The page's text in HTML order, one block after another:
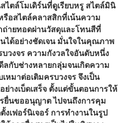
ไตล์โมเดิร์นที่ดูเรียบหรู สไตล์มินิ
รือสไตล์คลาสสิกที่เน้นความ
ถ่ายทอดผ่านวัสดุและโทนสีที่
ได้อย่างชัดเจน มั่นใจในคุณภาพ
วงจร ความกังวลใจอันดับหนึ่ง
ลกับช่างหลายกลุ่มจนเกิดความ
หมาต่อเติมครบวงจร จึงเป็น
างเบ็ดเสร็จ ตั้งแต่ขั้นตอนการให้
ยื่นขออนุญาต ไปจนถึงการคุม
เฟอร์นิเจอร์ การทำงานในรูป